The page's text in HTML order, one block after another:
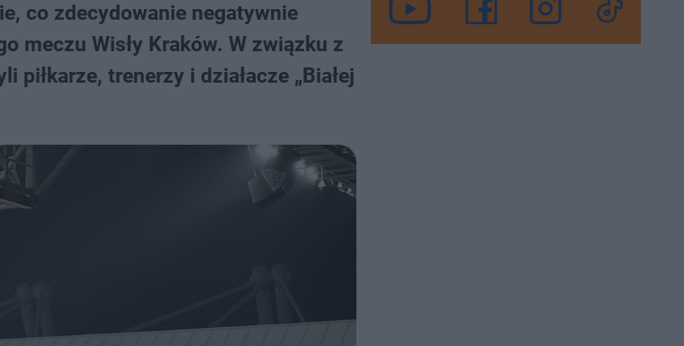
co zdecydowanie negatywnie
meczu Wisły Kraków. W związku z
trenerzy i działacze „Białej